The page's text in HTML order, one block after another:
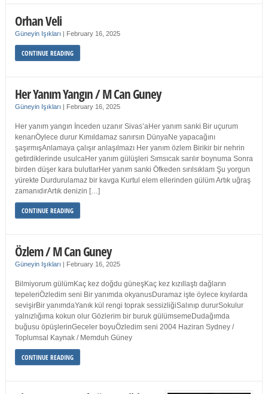
Orhan Veli
Güneyin Işıkları | February 16, 2025
CONTINUE READING
Her Yanım Yangın / M Can Guney
Güneyin Işıkları | February 16, 2025
Her yanım yangın İnceden uzanır Sivas’aHer yanım sanki Bir uçurum
kenarıÖylece durur Kımıldamaz sanırsın DünyaNe yapacağını
şaşırmışAnlamaya çalışır anlaşılmazı Her yanım özlem Birikir bir nehrin
getirdiklerinde usulcaHer yanım gülüşleri Sımsıcak sarılır boynuma Sonra
birden düşer kara bulutlarHer yanım sanki Öfkeden sırılsıklam Şu yorgun
yürekte Durdurulamaz bir kavga Kurtul elem ellerinden gülüm Artık uğraş
zamanıdırArtık denizin […]
CONTINUE READING
Özlem / M Can Guney
Güneyin Işıkları | February 16, 2025
Bilmiyorum gülümKaç kez doğdu güneşKaç kez kızıllaştı dağların
tepeleriÖzledim seni Bir yanımda okyanusDuramaz işte öylece kıyılarda
sevişirBir yanımdaYanık kül rengi toprak sessizliğiSalınıp dururSokulur
yalnızlığıma kokun olur Gözlerim bir buruk gülümsemeDudağımda
buğusu öpüşlerinGeceler boyuÖzledim seni 2004 Haziran Sydney /
Toplumsal Kaynak / Memduh Güney
CONTINUE READING